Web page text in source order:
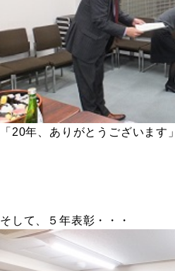
「20年、ありがとうございます」
そして、５年表彰・・・